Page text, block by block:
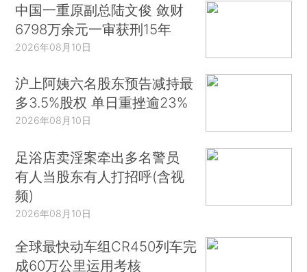
中国一重原副总陆文俊 敛财
6798万余元一审获刑15年
2026年08月10日
沪上阿姨六名股东预告减持最
多3.5%股权 单日重挫逾23%
2026年08月10日
足浴店卖淫案牵出多名警员
有人当股东有人打招呼(含视
频)
2026年08月10日
全球最快动车组CR450列车完
成60万公里运用考核